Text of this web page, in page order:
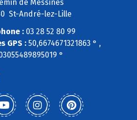
de Messines
St-André-lez-Lille
:03 28 52 80 99
GPS :50,6674671321863 ° ,
°